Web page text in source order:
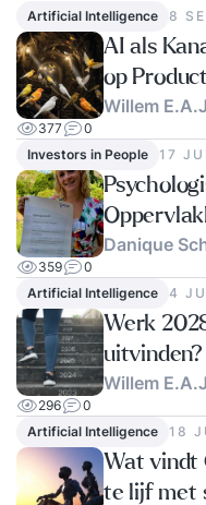
Artificial Intelligence 8
AI als
op
versus
Willem
377
0
Investors in People
17
volgende
Danique
359
0
Artificial Intelligence
4
Werk
uitvinden?
Willem
296
0
Artificial Intelligence
18
Wat vindt
te lijf met